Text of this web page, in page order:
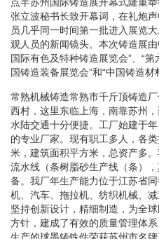
张立波秘书长致开幕词，在礼炮
员几乎同一时间第一批进入展览
观人员的新闻镜头。本次铸造展
国际有色及特种铸造展览会”、“
国铸造装备展览会”和“中国铸造材
常熟机械铸造常熟市千斤顶铸造
西村，这里东临上海，南靠苏州
水陆交通十分便捷。工厂始建于
的专业厂家。现有职工多人，各
米，建筑面积平方米，总资产多
流水线（条树脂砂生产线（条）
备。我厂年生产能力位于江苏省
机、汽车、拖拉机、纺织机械、
坚持创新设计，精细制造，为全
方针，建成了有效的质量管理体